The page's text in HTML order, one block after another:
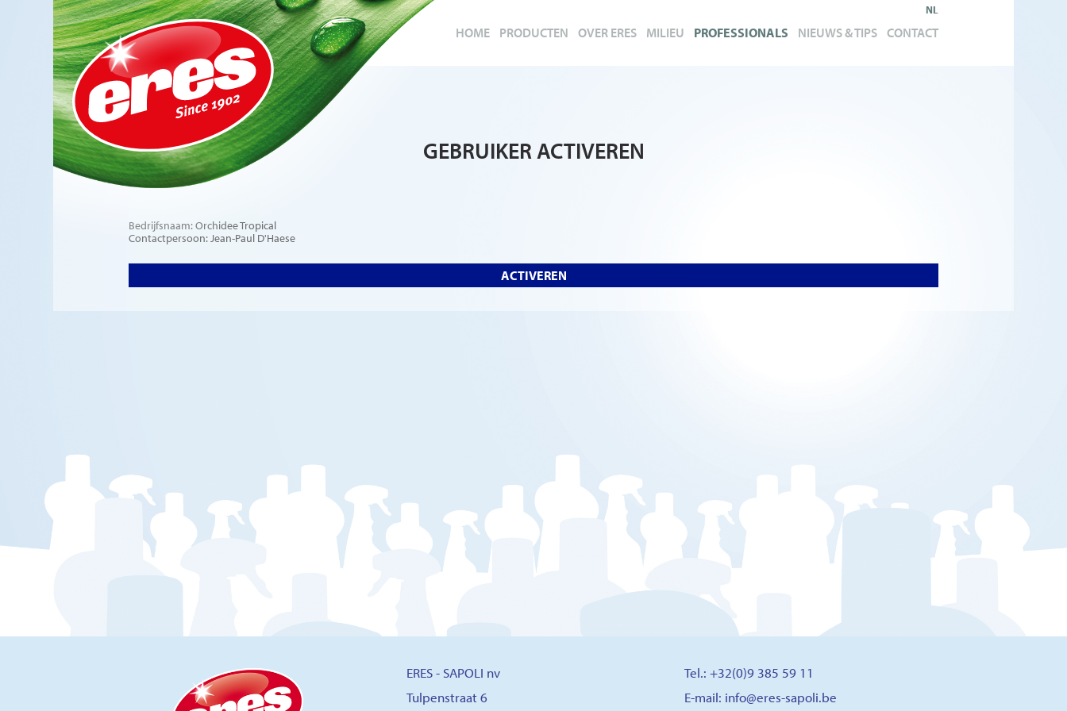
HOME PRODUCTEN OVER ERES MILIEU PROFESSIONALS NIEUWS & TIPS CONTACT
NL
GEBRUIKER ACTIVEREN
Bedrijfsnaam: Orchidee Tropical
Contactpersoon: Jean-Paul D'Haese
ACTIVEREN
ERES - SAPOLI nv
Tulpenstraat 6
Tel.: +32(0)9 385 59 11
E-mail: info@eres-sapoli.be